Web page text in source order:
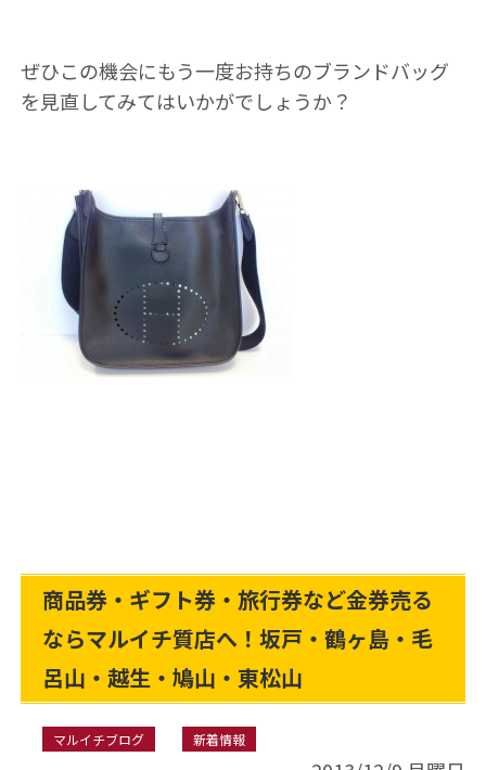
ぜひこの機会にもう一度お持ちのブランドバッグ
を見直してみてはいかがでしょうか？
商品券・ギフト券・旅行券など金券売る
ならマルイチ質店へ！坂戸・鶴ヶ島・毛
呂山・越生・鳩山・東松山
マルイチブログ 新着情報